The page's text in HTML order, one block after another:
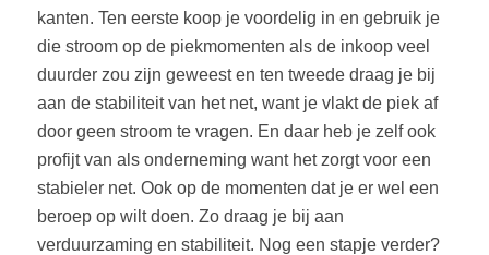
kanten. Ten eerste koop je voordelig in en gebruik je
die stroom op de piekmomenten als de inkoop veel
duurder zou zijn geweest en ten tweede draag je bij
aan de stabiliteit van het net, want je vlakt de piek af
door geen stroom te vragen. En daar heb je zelf ook
profijt van als onderneming want het zorgt voor een
stabieler net. Ook op de momenten dat je er wel een
beroep op wilt doen. Zo draag je bij aan
verduurzaming en stabiliteit. Nog een stapje verder?